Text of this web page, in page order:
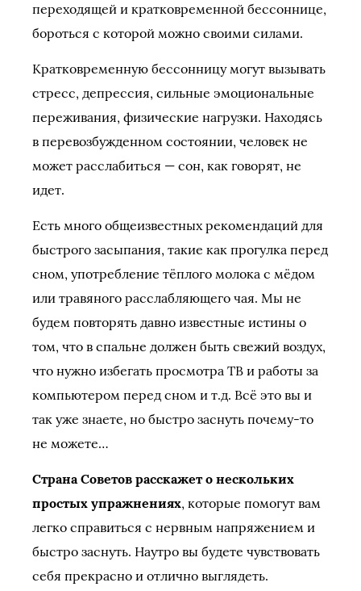
переходящей и кратковременной бессоннице,
бороться с которой можно своими силами.
Кратковременную бессонницу могут вызывать
стресс, депрессия, сильные эмоциональные
переживания, физические нагрузки. Находясь
в перевозбужденном состоянии, человек не
может расслабиться — сон, как говорят, не
идет.
Есть много общеизвестных рекомендаций для
быстрого засыпания, такие как прогулка перед
сном, употребление тёплого молока с мёдом
или травяного расслабляющего чая. Мы не
будем повторять давно известные истины о
том, что в спальне должен быть свежий воздух,
что нужно избегать просмотра ТВ и работы за
компьютером перед сном и т.д. Всё это вы и
так уже знаете, но быстро заснуть почему-то
не можете…
Страна Советов расскажет о нескольких
простых упражнениях, которые помогут вам
легко справиться с нервным напряжением и
быстро заснуть. Наутро вы будете чувствовать
себя прекрасно и отлично выглядеть.